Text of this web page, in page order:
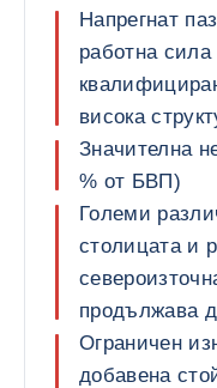
Напрегнат
работна
висока
Значителна
% от БВП)
Големи
столицата и
продължава
Ограничен
добавена